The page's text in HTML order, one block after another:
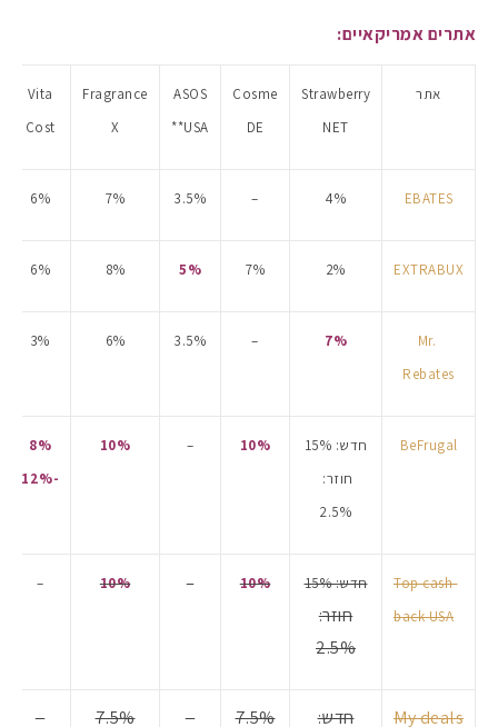
מקדמי הגנה
אתרים אמריקאיים:
אתר
Strawberry
NET
Cosme
DE
ASOS
*USA*
Fragrance
X
Vita
Cost
EBATES
4%
–
3.5%
7%
6%
EXTRABUX
2%
7%
5%
8%
6%
Mr.
Rebates
7%
–
3.5%
6%
3%
BeFrugal
חדש: 15%
חוזר:
2.5%
10%
–
10%
8%
-12%
Top cash-
back USA
חדש: 15%
חוזר:
2.5%
10%
–
10%
–
My deals
חדש:
7.5%
–
7.5%
–